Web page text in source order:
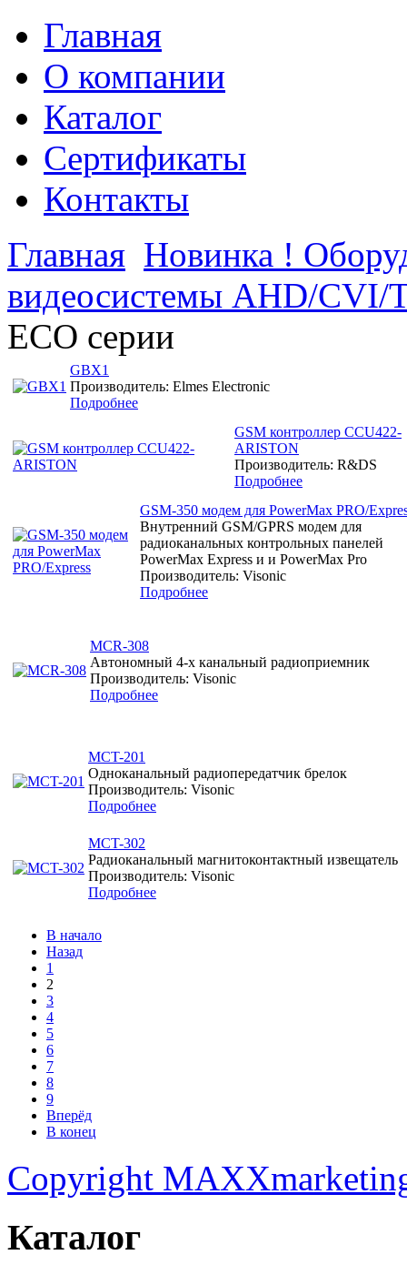
Главная
О компании
Каталог
Сертификаты
Контакты
Главная Новинка !
видеосистемы AHD/CVI/
ECO серии
GBX1
Производитель: Elmes Electronic
Подробнее
GSM контроллер CCU422-
ARISTON
Производитель: R&DS
Подробнее
GSM-350 модем для PowerMax PRO/
Внутренний GSM/GPRS модем для
радиоканальных контрольных панелей
PowerMax Express и и PowerMax Pro
Производитель: Visonic
Подробнее
MCR-308
Автономный 4-х канальный радиоприемник
Производитель: Visonic
Подробнее
MCT-201
Одноканальный радиопередатчик брелок
Производитель: Visonic
Подробнее
MCT-302
Радиоканальный магнитоконтактный извещатель
Производитель: Visonic
Подробнее
В начало
Назад
1
2
3
4
5
6
7
8
9
Вперёд
В конец
Copyright
Каталог